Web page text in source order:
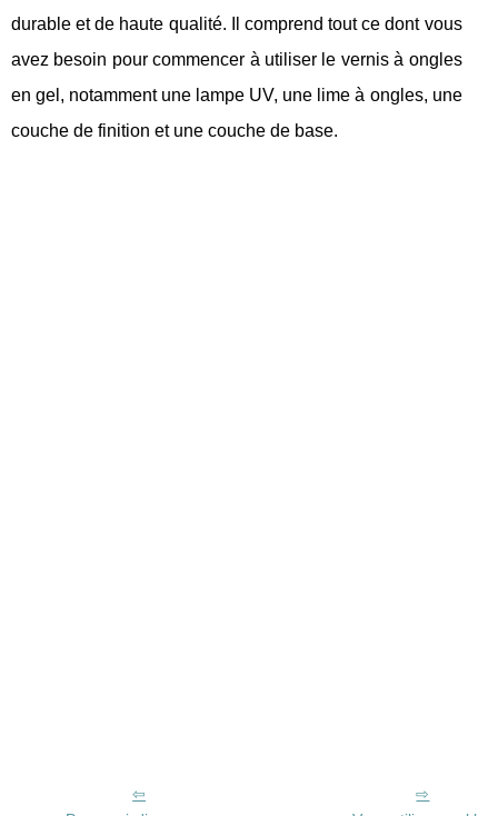
durable et de haute qualité. Il comprend tout ce dont vous
avez besoin pour commencer à utiliser le vernis à ongles
en gel, notamment une lampe UV, une lime à ongles, une
couche de finition et une couche de base.